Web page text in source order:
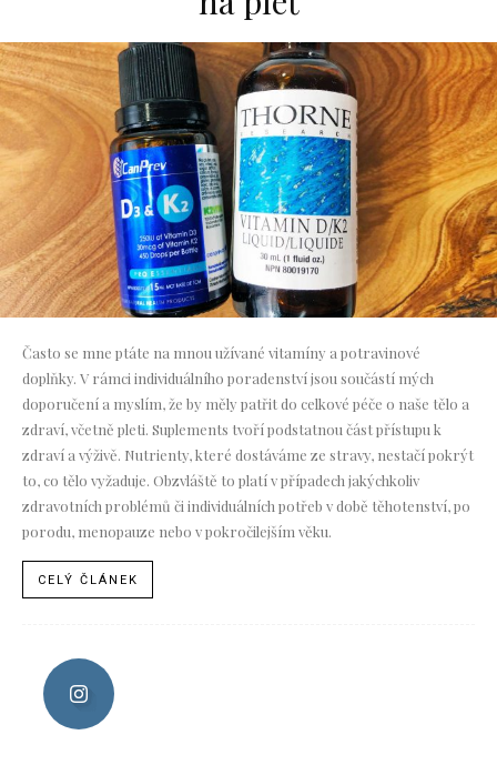
Často se mne ptáte na mnou užívané vitamíny a potravinové
doplňky. V rámci individuálního poradenství jsou součástí mých
doporučení a myslím, že by měly patřit do celkové péče o naše tělo a
zdraví, včetně pleti. Suplements tvoří podstatnou část přístupu k
zdraví a výživě. Nutrienty, které dostáváme ze stravy, nestačí pokrýt
to, co tělo vyžaduje. Obzvláště to platí v případech jakýchkoliv
zdravotních problémů či individuálních potřeb v době těhotenství, po
porodu, menopauze nebo v pokročilejším věku.
CELÝ ČLÁNEK